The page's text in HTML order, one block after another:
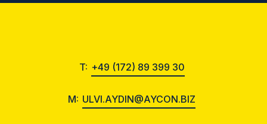
T: +49 (172) 89 399 30
M: ULVI.AYDIN@AYCON.BIZ